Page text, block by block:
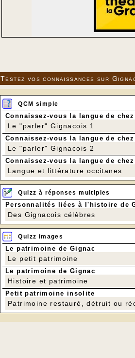
Testez vos connaissances sur
QCM simple
Connaissez-vous la langue de
Le "parler" Gignacois 1
Connaissez-vous la langue de
Le "parler" Gignacois 2
Connaissez-vous la langue de
Langue et littérature occitanes
Quizz à réponses multiples
Personnalités liées à l'histoire de
Des Gignacois célèbres
Quizz images
Le patrimoine de Gignac
Le petit patrimoine
Le patrimoine de Gignac
Histoire et patrimoine
Petit patrimoine insolite
Patrimoine restauré, détruit ou